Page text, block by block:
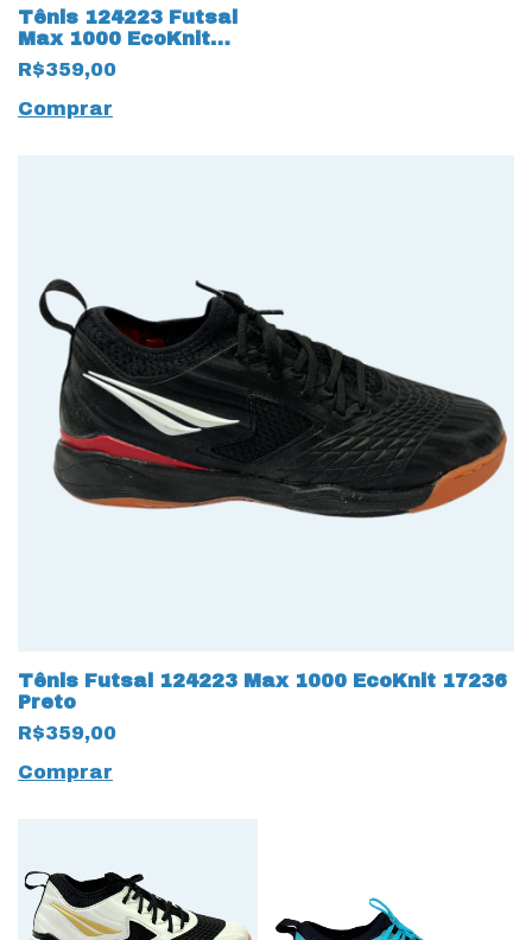
Tênis 124223 Futsal
Max 1000 EcoKnit
17235 Azul
R$359,00
Comprar
Tênis Futsal 124223 Max 1000 EcoKnit 17236
Preto
R$359,00
Comprar